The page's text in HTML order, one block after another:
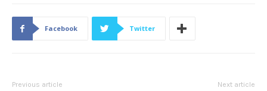
Facebook Twitter
Previous article Next article